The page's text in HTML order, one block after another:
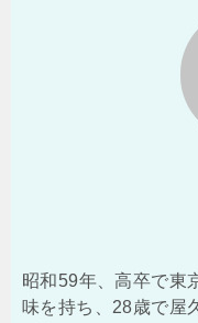
昭和59年、高卒で東
味を持ち、28歳で屋